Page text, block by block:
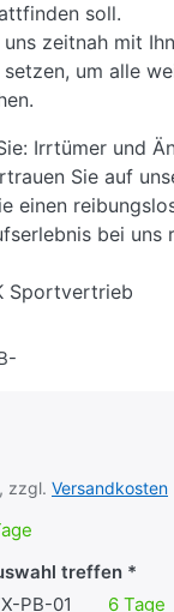
soll.
zeitnah mit
um alle
Irrtümer und
Sie auf
einen
bei uns
Sportvertrieb
zzgl. Versandkosten
treffen
PB-01
6 Tage